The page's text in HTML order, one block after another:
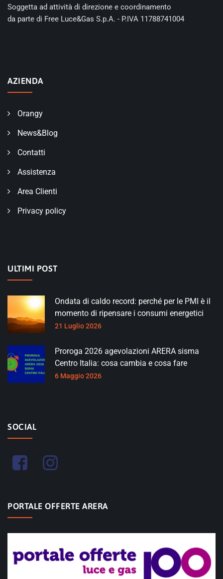
Soggetta ad attività di direzione e coordinamento
da parte di Free Luce&Gas S.p.A. - P.IVA 11788741004
AZIENDA
Orangy
News&Blog
Contatti
Assistenza
Area Clienti
Privacy policy
ULTIMI POST
Ondata di caldo record: perché per le PMI è il
momento di ripensare i consumi energetici
21 Luglio 2026
Proroga 2026 agevolazioni ARERA sisma
Centro Italia: cosa cambia e cosa fare
6 Maggio 2026
SOCIAL
PORTALE OFFERTE ARERA